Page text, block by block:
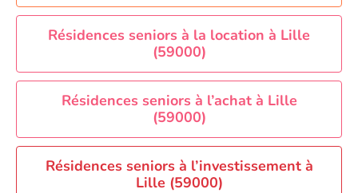
Aide à domicile Paris
Aide à domicile Perpignan
Aide à domicile Rennes
Aide à domicile Saint-Etienne
Aide à domicile Toulouse
Recherche par ville
Résidences seniors à la location à Lille
(59000)
Résidences seniors à l’achat à Lille
(59000)
Résidences seniors à l’investissement à
Lille (59000)